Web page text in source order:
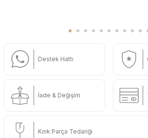
Destek Hattı
İade & Değişim
Kırık Parça Tedariği